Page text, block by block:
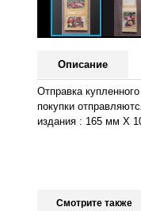
Описание
Отправка
покупки
издания : 165 мм Х
Смотрите также